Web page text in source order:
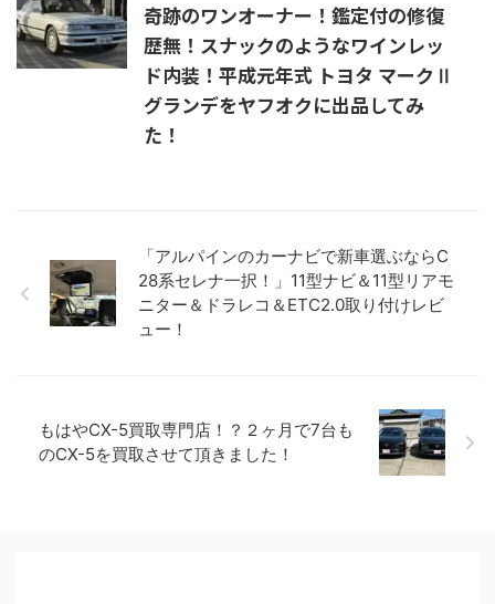
奇跡のワンオーナー！鑑定付の修復
歴無！スナックのようなワインレッ
ド内装！平成元年式 トヨタ マークⅡ
グランデをヤフオクに出品してみ
た！
「アルパインのカーナビで新車選ぶならC
28系セレナ一択！」11型ナビ＆11型リアモ
ニター＆ドラレコ＆ETC2.0取り付けレビ
ュー！
もはやCX-5買取専門店！？２ヶ月で7台も
のCX-5を買取させて頂きました！